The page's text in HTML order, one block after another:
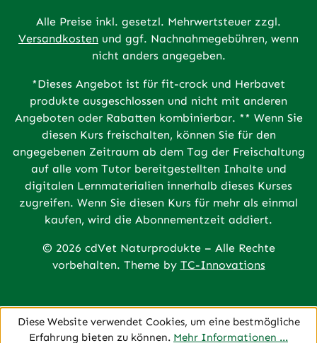
Alle Preise inkl. gesetzl. Mehrwertsteuer zzgl.
Versandkosten und ggf. Nachnahmegebühren, wenn
nicht anders angegeben.
*Dieses Angebot ist für fit-crock und Herbavet
produkte ausgeschlossen und nicht mit anderen
Angeboten oder Rabatten kombinierbar. ** Wenn Sie
diesen Kurs freischalten, können Sie für den
angegebenen Zeitraum ab dem Tag der Freischaltung
auf alle vom Tutor bereitgestellten Inhalte und
digitalen Lernmaterialien innerhalb dieses Kurses
zugreifen. Wenn Sie diesen Kurs für mehr als einmal
kaufen, wird die Abonnementzeit addiert.
© 2026 cdVet Naturprodukte – Alle Rechte
vorbehalten. Theme by TC-Innovations
Diese Website verwendet Cookies, um eine bestmögliche
Erfahrung bieten zu können. Mehr Informationen ...